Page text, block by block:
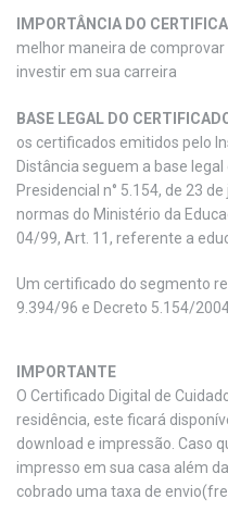
IMPORTÂNCIA DO
melhor maneira de
investir em sua carreira
BASE LEGAL DO
os certificados emitidos pelo
Distância seguem a base
Presidencial n° 5.154, de 23
normas do Ministério da
04/99, Art. 11, referente a
Um certificado do segmento
9.394/96 e Decreto 5.154/
IMPORTANTE
O Certificado Digital de
residência, este ficará
download e impressão. Caso
impresso em sua casa além
cobrado uma taxa de